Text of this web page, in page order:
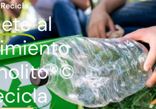
Recicla
al